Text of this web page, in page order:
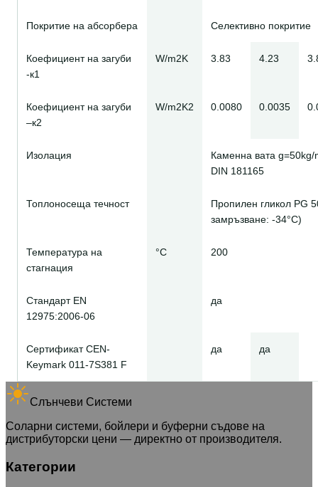
Покритие на абсорбера Селективно покритие
Коефициент на загуби
-к1
W/m2K 3.83 4.23
Коефициент на загуби
–к2
W/m2K2 0.0080 0.0035
Изолация
Каменна вата g=50kg/
DIN 181165
Топлоносеща течност
Пропилен гликол PG
замръзване: -34°C)
Температура на
стагнация
°C 200
Стандарт EN
12975:2006-06
да
Сертификат CEN-
Keymark 011-7S381 F
да да
Слънчеви Системи
Соларни системи, бойлери и буферни съдове на
дистрибуторски цени — директно от производителя.
Категории